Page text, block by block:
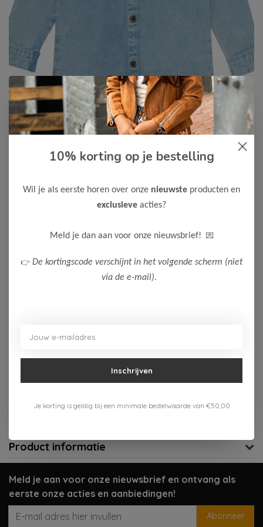
Daily7 -50%
22,48 44,95
Maak een keuze:
Aan verlanglijst toevoegen
Gratis verzenden vanaf 75,-
Verzenden 1-3 werkdagen
Product informatie
Meld je aan voor onze nieuwsbrief en ontvang als
eerste onze acties en aanbiedingen!
Abonneer
10% korting op je bestelling
Wil je als eerste horen over onze nieuwste producten en
exclusieve acties?
Meld je dan aan voor onze nieuwsbrief! 💌
👉 De kortingscode verschijnt in het volgende scherm (niet
via de e-mail).
Inschrijven
Je korting is geldig bij een minimale bestelwaarde van €50,00